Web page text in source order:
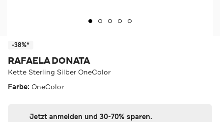
-38%*
RAFAELA DONATA
Kette Sterling Silber OneColor
Farbe: OneColor
Jetzt anmelden und 30-70% sparen.